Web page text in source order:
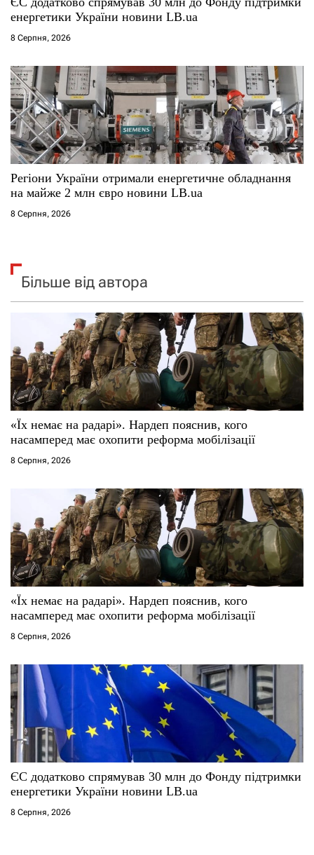
енергетики України новини LB.ua
8 Серпня, 2026
Регіони України отримали енергетичне обладнання
на майже 2 млн євро новини LB.ua
8 Серпня, 2026
Більше від автора
«Їх немає на радарі». Нардеп пояснив, кого
насамперед має охопити реформа мобілізації
8 Серпня, 2026
«Їх немає на радарі». Нардеп пояснив, кого
насамперед має охопити реформа мобілізації
8 Серпня, 2026
ЄС додатково спрямував 30 млн до Фонду підтримки
енергетики України новини LB.ua
8 Серпня, 2026